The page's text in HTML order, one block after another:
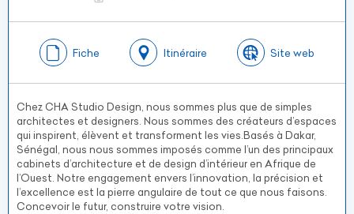
Fiche Itinéraire Site web
Chez CHA Studio Design, nous sommes plus que de simples
architectes et designers. Nous sommes des créateurs d’espaces
qui inspirent, élèvent et transforment les vies.Basés à Dakar,
Sénégal, nous nous sommes imposés comme l’un des principaux
cabinets d’architecture et de design d’intérieur en Afrique de
l’Ouest. Notre engagement envers l’innovation, la précision et
l’excellence est la pierre angulaire de tout ce que nous faisons.
Concevoir le futur, construire votre vision.